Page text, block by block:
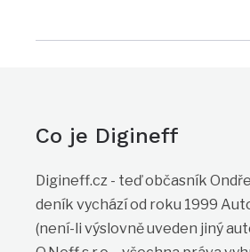
Co je Digineff
Digineff.cz - teď občasník
deník vychází od roku 1999
(není-li výslovně uveden jiný